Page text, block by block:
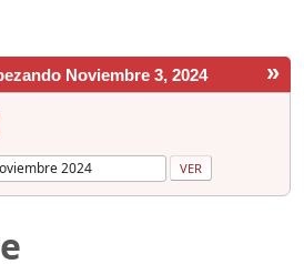
»
Noviembre 3, 2024